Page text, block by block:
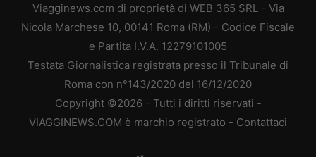
Viagginews.com di proprietà di WEB 365 SRL - Via
Nicola Marchese 10, 00141 Roma (RM) - Codice Fiscale
e Partita I.V.A. 12279101005
Testata Giornalistica registrata presso il Tribunale di
Roma con n°143/2020 del 16/12/2020
Copyright ©2026 - Tutti i diritti riservati -
VIAGGINEWS.COM è marchio registrato - Contattaci